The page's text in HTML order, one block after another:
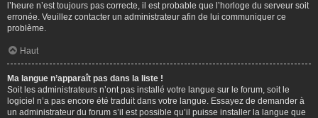
l’heure n’est toujours pas correcte, il est probable que l’horloge du serveur soit
erronée. Veuillez contacter un administrateur afin de lui communiquer ce
problème.
Haut
Ma langue n’apparaît pas dans la liste !
Soit les administrateurs n’ont pas installé votre langue sur le forum, soit le
logiciel n’a pas encore été traduit dans votre langue. Essayez de demander à
un administrateur du forum s’il est possible qu’il puisse installer la langue que